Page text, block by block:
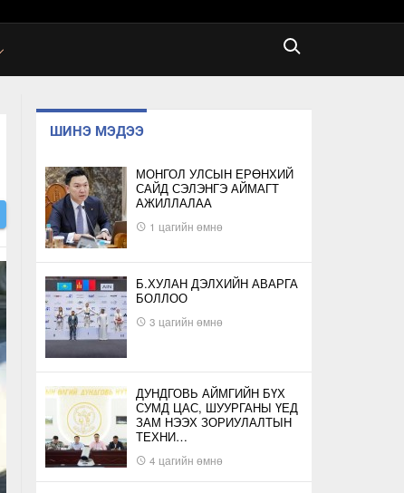
ШИНЭ МЭДЭЭ
МОНГОЛ УЛСЫН ЕРӨНХИЙ
САЙД СЭЛЭНГЭ АЙМАГТ
АЖИЛЛАЛАА
1 цагийн өмнө
Б.ХУЛАН ДЭЛХИЙН АВАРГА
БОЛЛОО
3 цагийн өмнө
ДУНДГОВЬ АЙМГИЙН БҮХ
СУМД ЦАС, ШУУРГАНЫ ҮЕД
ЗАМ НЭЭХ ЗОРИУЛАЛТЫН
ТЕХНИ…
4 цагийн өмнө